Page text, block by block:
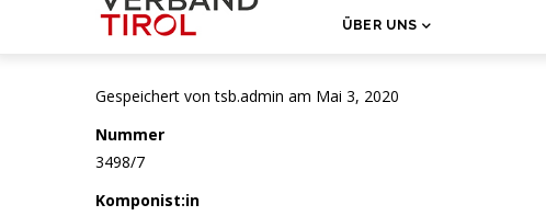
ÜBER UNS
Gespeichert vontsb.admin am Mai 3, 2020
Nummer
3498/7
Komponist:in